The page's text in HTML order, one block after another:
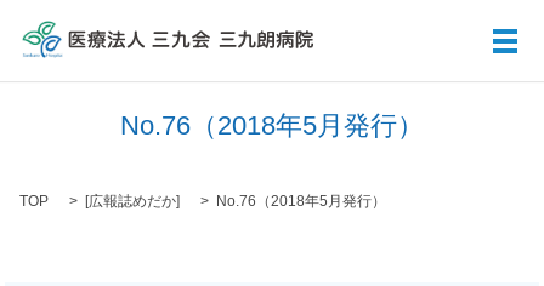
メ
No.76（2018年5月発行）
TOP [広報誌めだか] No.76（2018年5月発行）